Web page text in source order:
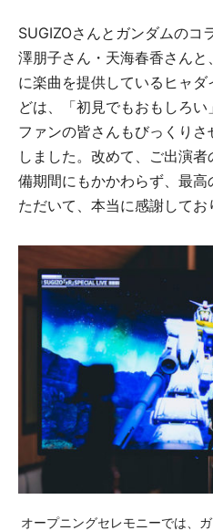
SUGIZOさんとガンダムのコ
澤朋子さん・天海春香さん
に楽曲を提供しているヒャ
どは、「初見でもおもしろ
ファンの皆さんもびっくり
しました。改めて、ご出演
備期間にもかかわらず、最
ただいて、本当に感謝してお
オープニングセレモニーでは、